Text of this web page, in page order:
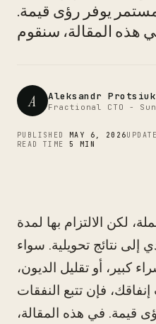
يوفر رؤى قيمة.
هذه المقالة، سنقوم
A Aleksandr Protsiuk
Fractional CTO -
PUBLISHED MAY 6, 2026
READ TIME 5 MIN
لكن الالتزام بها لمدة
نتائج تحويلية. سواء
كبير، أو تقليل الديون،
فإن تتبع النفقات
قيمة. في هذه المقالة،